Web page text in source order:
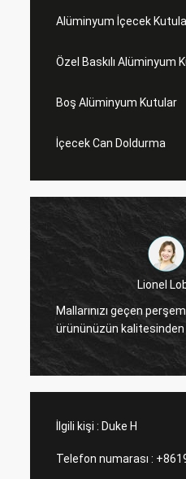
Alüminyum İçecek
Özel Baskılı Alüminyum
Boş Alüminyum Kutular
İçecek Can Doldurma
Lionel
Mallarınızı geçen
ürününüzün kalitesinden
İlgili kişi : Duke H
Telefon numarası :